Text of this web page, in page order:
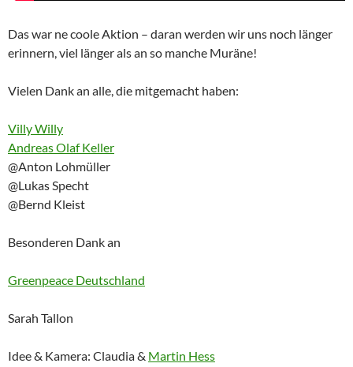
Das war ne coole Aktion – daran werden wir uns noch länger
erinnern, viel länger als an so manche Muräne!
Vielen Dank an alle, die mitgemacht haben:
Villy Willy
Andreas Olaf Keller
@Anton Lohmüller
@Lukas Specht
@Bernd Kleist
Besonderen Dank an
Greenpeace Deutschland
Sarah Tallon
Idee & Kamera: Claudia & Martin Hess